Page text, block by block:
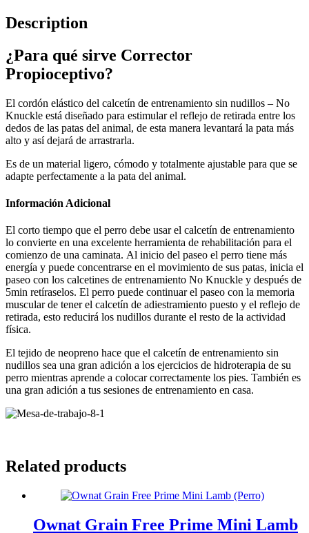
Description
¿Para qué sirve Corrector
Propioceptivo?
El cordón elástico del calcetín de entrenamiento sin nudillos – No
Knuckle está diseñado para estimular el reflejo de retirada entre los
dedos de las patas del animal, de esta manera levantará la pata más
alto y así dejará de arrastrarla.
Es de un material ligero, cómodo y totalmente ajustable para que se
adapte perfectamente a la pata del animal.
Información Adicional
El corto tiempo que el perro debe usar el calcetín de entrenamiento
lo convierte en una excelente herramienta de rehabilitación para el
comienzo de una caminata. Al inicio del paseo el perro tiene más
energía y puede concentrarse en el movimiento de sus patas, inicia el
paseo con los calcetines de entrenamiento No Knuckle y después de
5min retíraselos. El perro puede continuar el paseo con la memoria
muscular de tener el calcetín de adiestramiento puesto y el reflejo de
retirada, esto reducirá los nudillos durante el resto de la actividad
física.
El tejido de neopreno hace que el calcetín de entrenamiento sin
nudillos sea una gran adición a los ejercicios de hidroterapia de su
perro mientras aprende a colocar correctamente los pies. También es
una gran adición a tus sesiones de entrenamiento en casa.
Related products
Ownat Grain Free Prime Mini Lamb